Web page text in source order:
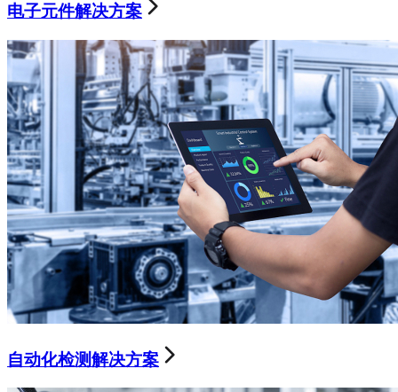
电子元件解决方案
自动化检测解决方案